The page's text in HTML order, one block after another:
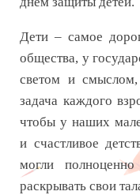
Дети – самое
общества, у
светом и
задача каждого
чтобы у наших
и счастливое
могли полноценно
раскрывать свои